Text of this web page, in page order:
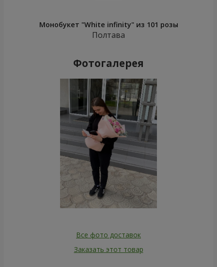
Монобукет "White infinity" из 101 розы
Полтава
Фотогалерея
Все фото доставок
Заказать этот товар